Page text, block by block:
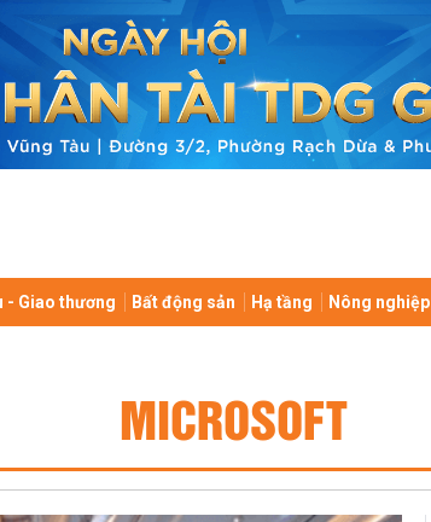
- Giao thương Bất động sản Hạ tầng Nông nghiệp
MICROSOFT